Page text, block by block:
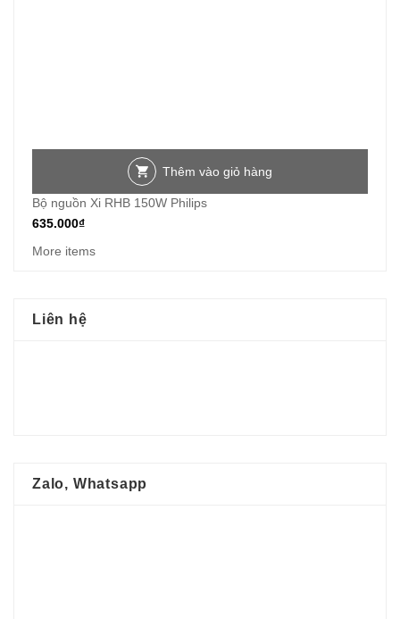
Thêm vào giỏ hàng
Bộ nguồn Xi RHB 150W Philips
635.000₫
More items
Liên hệ
Zalo, Whatsapp